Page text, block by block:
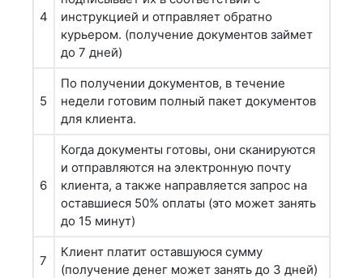
4
инструкцией и отправляет обратно
курьером. (получение документов займет
до 7 дней)
5
По получении документов, в течение
недели готовим полный пакет документов
для клиента.
6
Когда документы готовы, они сканируются
и отправляются на электронную почту
клиента, а также направляется запрос на
оставшиеся 50% оплаты (это может занять
до 15 минут)
7
Клиент платит оставшуюся сумму
(получение денег может занять до 3 дней)